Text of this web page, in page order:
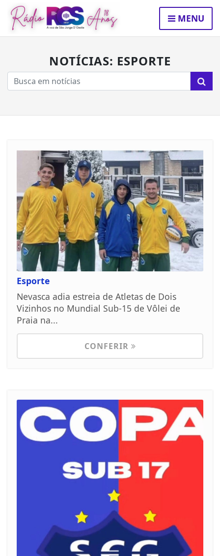
MENU
NOTÍCIAS: ESPORTE
Esporte
Nevasca adia estreia de Atletas de Dois
Vizinhos no Mundial Sub-15 de Vôlei de
Praia na...
CONFERIR